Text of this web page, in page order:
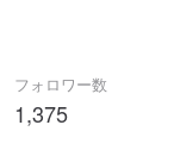
フォロワー数
1,375